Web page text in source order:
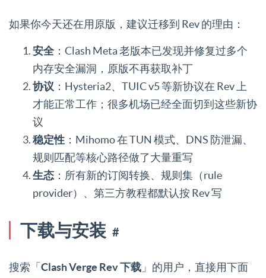
如果你今天还在用原版，建议迁移到 Rev 的理由：
安全：Clash Meta 老版本已发现并修复过多个
内存安全漏洞，原版不再获取补丁
协议 ：Hysteria2、TUIC v5 等新协议在 Rev 上
才能正常工作；很多机场已经全面切到这些新协
议
稳定性 ：Mihomo 在 TUN 模式、DNS 防泄漏、
规则匹配等核心路径做了大量重写
生态 ：所有新的订阅转换、规则集（rule
provider）、第三方教程都默认按 Rev 写
下载与安装 #
搜索「 Clash Verge Rev 下载 」的用户，直接用下面